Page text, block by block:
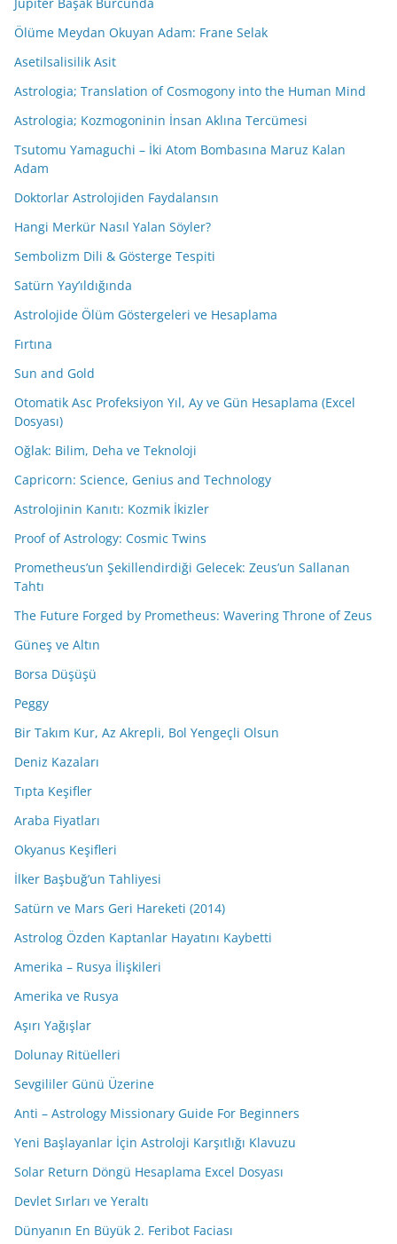
Ölüme Meydan Okuyan Adam: Frane Selak
Asetilsalisilik Asit
Astrologia; Translation of Cosmogony into the Human Mind
Astrologia; Kozmogoninin İnsan Aklına Tercümesi
Tsutomu Yamaguchi – İki Atom Bombasına Maruz Kalan
Adam
Doktorlar Astrolojiden Faydalansın
Hangi Merkür Nasıl Yalan Söyler?
Sembolizm Dili & Gösterge Tespiti
Satürn Yay’ıldığında
Astrolojide Ölüm Göstergeleri ve Hesaplama
Fırtına
Sun and Gold
Otomatik Asc Profeksiyon Yıl, Ay ve Gün Hesaplama (Excel
Dosyası)
Oğlak: Bilim, Deha ve Teknoloji
Capricorn: Science, Genius and Technology
Astrolojinin Kanıtı: Kozmik İkizler
Proof of Astrology: Cosmic Twins
Prometheus’un Şekillendirdiği Gelecek: Zeus’un Sallanan
Tahtı
The Future Forged by Prometheus: Wavering Throne of Zeus
Güneş ve Altın
Borsa Düşüşü
Peggy
Bir Takım Kur, Az Akrepli, Bol Yengeçli Olsun
Deniz Kazaları
Tıpta Keşifler
Araba Fiyatları
Okyanus Keşifleri
İlker Başbuğ’un Tahliyesi
Satürn ve Mars Geri Hareketi (2014)
Astrolog Özden Kaptanlar Hayatını Kaybetti
Amerika – Rusya İlişkileri
Amerika ve Rusya
Aşırı Yağışlar
Dolunay Ritüelleri
Sevgililer Günü Üzerine
Anti – Astrology Missionary Guide For Beginners
Yeni Başlayanlar İçin Astroloji Karşıtlığı Klavuzu
Solar Return Döngü Hesaplama Excel Dosyası
Devlet Sırları ve Yeraltı
Dünyanın En Büyük 2. Feribot Faciası